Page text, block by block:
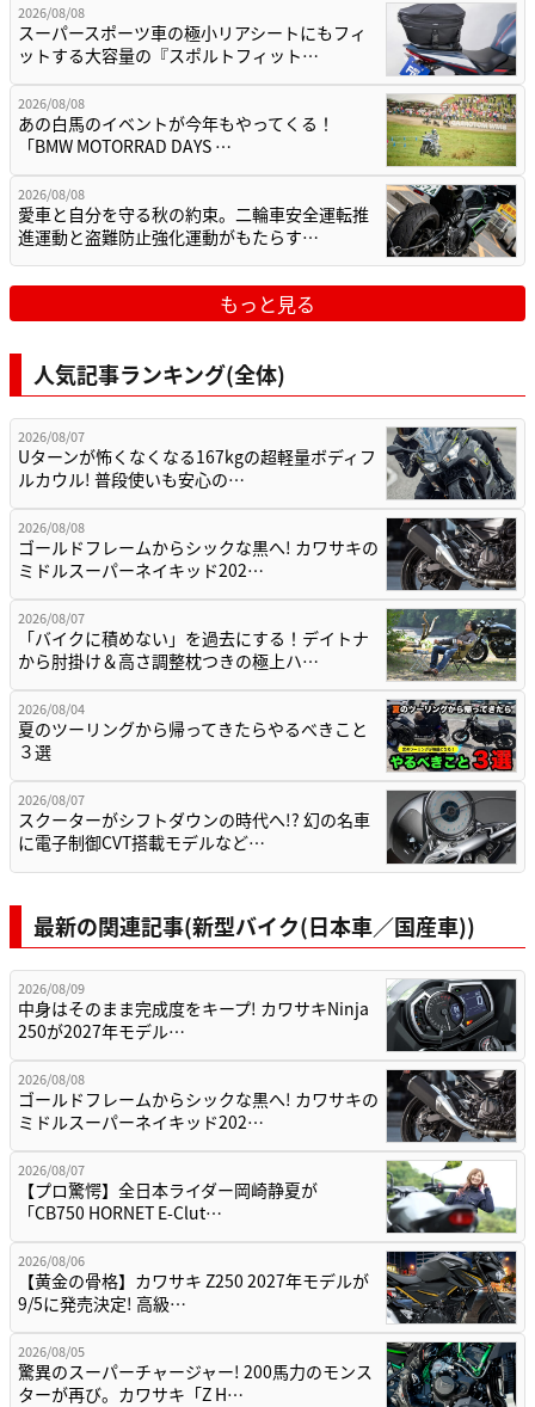
2026/08/08
スーパースポーツ車の極小リアシートにもフィ
ットする大容量の『スポルトフィット…
2026/08/08
あの白馬のイベントが今年もやってくる！
「BMW MOTORRAD DAYS …
2026/08/08
愛車と自分を守る秋の約束。二輪車安全運転推
進運動と盗難防止強化運動がもたらす…
もっと見る
人気記事ランキング(全体)
2026/08/07
Uターンが怖くなくなる167kgの超軽量ボディフ
ルカウル! 普段使いも安心の…
2026/08/08
ゴールドフレームからシックな黒へ! カワサキの
ミドルスーパーネイキッド202…
2026/08/07
「バイクに積めない」を過去にする！デイトナ
から肘掛け＆高さ調整枕つきの極上ハ…
2026/08/04
夏のツーリングから帰ってきたらやるべきこと
３選
2026/08/07
スクーターがシフトダウンの時代へ!? 幻の名車
に電子制御CVT搭載モデルなど…
最新の関連記事(新型バイク(日本車／国産車))
2026/08/09
中身はそのまま完成度をキープ! カワサキNinja
250が2027年モデル…
2026/08/08
ゴールドフレームからシックな黒へ! カワサキの
ミドルスーパーネイキッド202…
2026/08/07
【プロ驚愕】全日本ライダー岡崎静夏が
「CB750 HORNET E-Clut…
2026/08/06
【黄金の骨格】カワサキ Z250 2027年モデルが
9/5に発売決定! 高級…
2026/08/05
驚異のスーパーチャージャー! 200馬力のモンス
ターが再び。カワサキ「Z H…